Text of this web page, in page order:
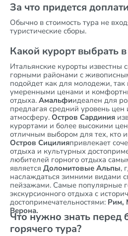
За что придется
Обычно в стоимость тура не
туристические сборы.
Какой курорт выбрать
Итальянские курорты известны
горными районами с
подойдет как для молодежи, так
умеренными ценами и
отдыха. Амальфиидеален для
предлагая средний уровень
атмосферу. Остров Сардиния
курортами и более высокими
отличным выбором для тех, кто
Остров Сицилияпривлекает
отдыха и культурных
любителей горного отдыха
является Доломитовые Альпы,
наслаждаться зимними видами
пейзажами. Самые популярные
экскурсионного отдыха с
достопримечательностями: Рим,
Верона.
Что нужно знать перед
горячего тура?